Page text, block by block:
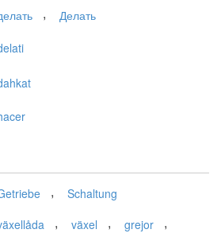
, Делать
, Schaltung
, växel , grejor ,